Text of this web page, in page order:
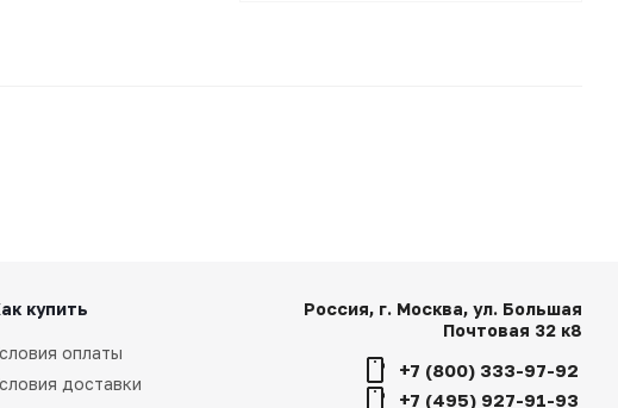
купить
оплаты
доставки
Россия, г. Москва, ул. Большая
Почтовая 32 к8
+7 (800) 333-97-92
+7 (495) 927-91-93